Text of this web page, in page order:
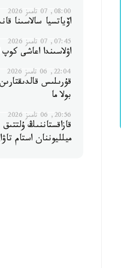
08:00, 07 تامىز 2026
اۆياتسيا سالاسىنا
07:45, 07 تامىز 2026
اۋلاسىندا اعاشى
22:04, 06 تامىز 2026
قۇرىلىس
بولا ما
20:56, 06 تامىز 2026
ميلليوننان استام